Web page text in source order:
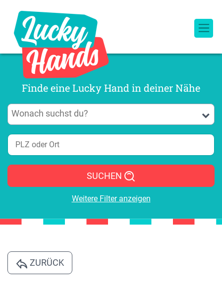
Finde eine Lucky Hand in deiner Nähe
SUCHEN
Weitere Filter anzeigen
ZURÜCK